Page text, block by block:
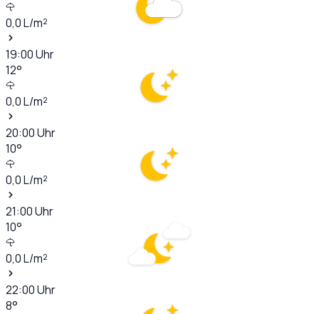
0,0L/m²
19:00Uhr
12°
0,0L/m²
20:00Uhr
10°
0,0L/m²
21:00Uhr
10°
0,0L/m²
22:00Uhr
8°